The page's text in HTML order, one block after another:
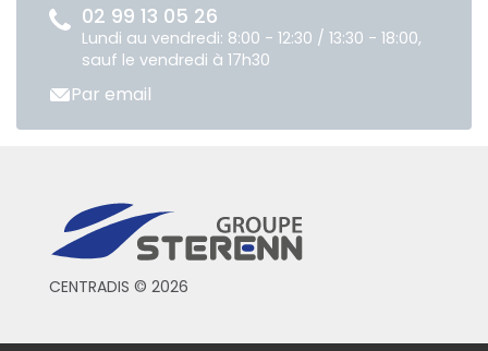
02 99 13 05 26
Lundi au vendredi: 8:00 - 12:30 / 13:30 - 18:00,
sauf le vendredi à 17h30
Par email
CENTRADIS © 2026